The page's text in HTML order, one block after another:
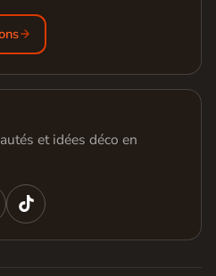
et idées déco en